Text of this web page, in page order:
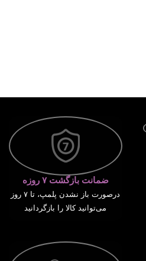
ضمانت بازگشت ۷ روزه
درصورت باز نشدن پلمپ، تا ۷ روز
می‌توانید کالا را بازگردانید